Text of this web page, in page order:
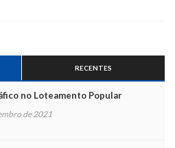
RECENTES
no Loteamento Popular
de 2021